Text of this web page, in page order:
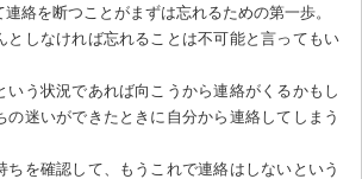
絡を断つことがまずは忘れるための第一歩。
としなければ忘れることは不可能と言ってもい
いう状況であれば向こうから連絡がくるかもし
の迷いができたときに自分から連絡してしまう
ちを確認して、もうこれで連絡はしないという